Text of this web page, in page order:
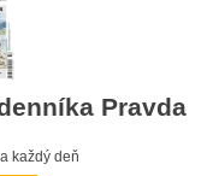
Pravda
každý deň